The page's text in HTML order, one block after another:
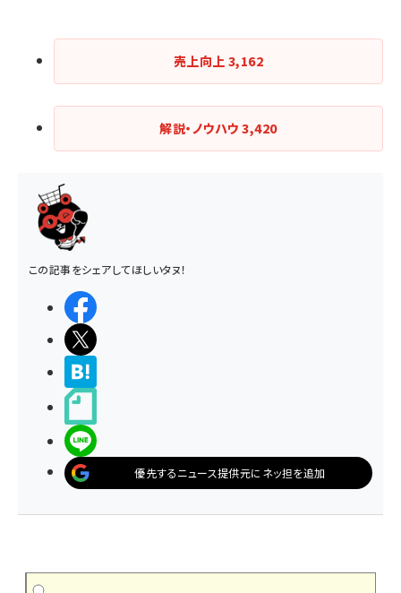
ジ
送
り
売上向上 3,162
解説・ノウハウ3,420
この記事をシェアしてほしいタヌ！
優先するニュース提供元にネッ担を追加